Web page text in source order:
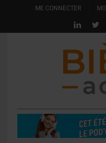
ME CONNECTER